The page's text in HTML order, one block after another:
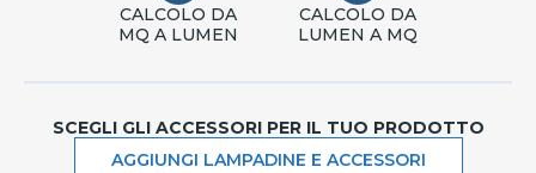
CALCOLO DA
MQ A LUMEN
CALCOLO DA
LUMEN A MQ
SCEGLI GLI ACCESSORI PER IL TUO PRODOTTO
AGGIUNGI LAMPADINE E ACCESSORI